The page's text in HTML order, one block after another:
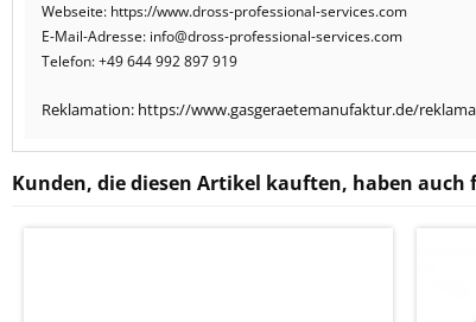
Webseite: https://www.dross-professional-services.com
E-Mail-Adresse: info@dross-professional-services.com
Telefon: +49 644 992 897 919
Reklamation: https://www.gasgeraetemanufaktur.de/
Kunden, die diesen Artikel kauften, haben auch